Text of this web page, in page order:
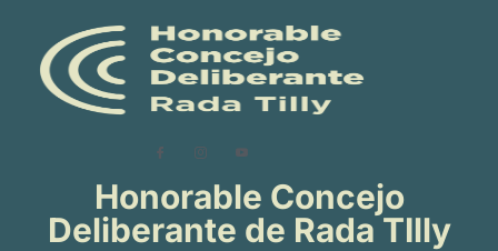
Honorable Concejo
Deliberante de Rada TIlly